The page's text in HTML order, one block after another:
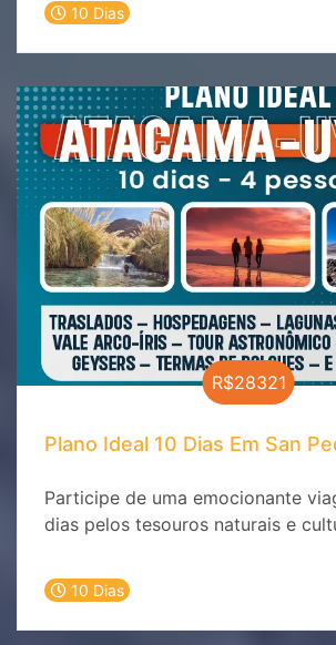
milenares que tornam este destino
mundo. Experimente a beleza do
Luna, a vastidão do Salar de
deslumbrantes lagoas altiplânicas.
agora e explore um dos destinos
fascinantes do planeta!
10 Dias
R$28321
Plano Ideal 10 Dias Em San
Participe de uma emocionante
dias pelos tesouros naturais e
deserto, os céus estrelados e as
milenares que tornam este destino
mundo. Experimente a beleza do
10 Dias